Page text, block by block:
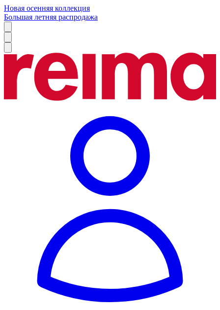
Новая осенняя коллекция
Большая летняя распродажа